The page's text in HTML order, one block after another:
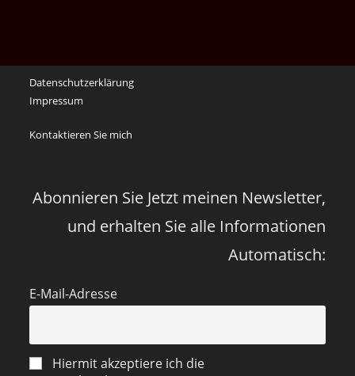
an
die
Corona
Zeiten
Datenschutzerklärung
Impressum
Kontaktieren Sie mich
Abonnieren Sie Jetzt meinen Newsletter,
und erhalten Sie alle Informationen
Automatisch:
E-Mail-Adresse
Hiermit akzeptiere ich die